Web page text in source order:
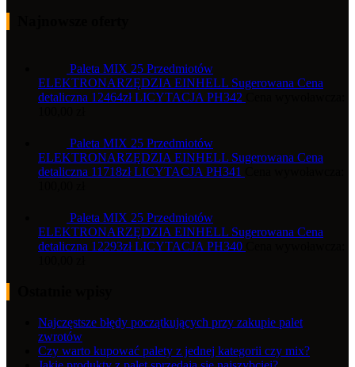
Paleta MIX 25 Przedmiotów
ELEKTRONARZĘDZIA EINHELL Sugerowana Cena
detaliczna 12464zł LICYTACJA PH342
Paleta MIX 25 Przedmiotów
ELEKTRONARZĘDZIA EINHELL Sugerowana Cena
detaliczna 11718zł LICYTACJA PH341
Paleta MIX 25 Przedmiotów
ELEKTRONARZĘDZIA EINHELL Sugerowana Cena
detaliczna 12293zł LICYTACJA PH340
Najczęstsze błędy początkujących przy zakupie palet
zwrotów
Czy warto kupować palety z jednej kategorii czy mix?